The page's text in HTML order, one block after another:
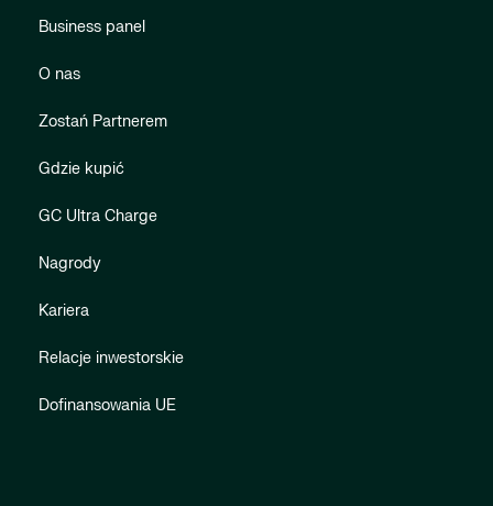
Business panel
O nas
Zostań Partnerem
Gdzie kupić
GC Ultra Charge
Nagrody
Kariera
Relacje inwestorskie
Dofinansowania UE